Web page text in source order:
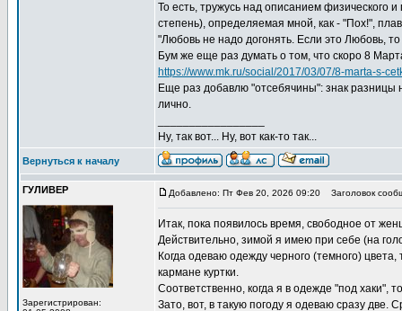
То есть, тружусь над описанием физического и
степень), определяемая мной, как - "Пох!",
"Любовь не надо догонять. Если это Любовь,
Бум же еще раз думать о том, что скоро 8
https://www.mk.ru/social/2017/03/07/8-marta-s-
Еще раз добавлю "отсебячины": знак
лично.
Ну, так вот... Ну, вот как-то так...
Вернуться к началу
ГУЛИВЕР
Зарегистрирован:
Добавлено: Пт Фев 20, 2026 09:20 Заголовок
Итак, пока появилось время, свободное от
Действительно, зимой я имею при себе (на
Когда одеваю одежду черного (темного)
кармане куртки.
Соответственно, когда я в одежде "под хаки",
Зато, вот, в такую погоду я одеваю сразу две.